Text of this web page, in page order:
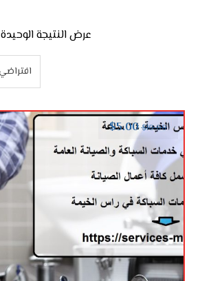
عرض النتيجة الوحيدة
$10.00
$5.00